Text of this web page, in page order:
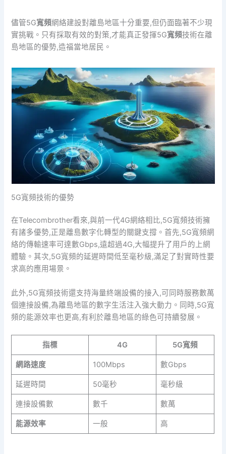
儘管5G寬頻網絡建設對離島地區十分重要,但仍面臨著不少現
實挑戰。只有採取有效的對策,才能真正發揮5G寬頻技術在離
島地區的優勢,造福當地居民。
5G寬頻技術的優勢
在Telecombrother看來,與前一代4G網絡相比,5G寬頻技術擁
有諸多優勢,正是離島數字化轉型的關鍵支撐。首先,5G寬頻網
絡的傳輸速率可達數Gbps,遠超過4G,大幅提升了用戶的上網
體驗。其次,5G寬頻的延遲時間低至毫秒級,滿足了對實時性要
求高的應用場景。
此外,5G寬頻技術還支持海量終端設備的接入,可同時服務數萬
個連接設備,為離島地區的數字生活注入強大動力。同時,5G寬
頻的能源效率也更高,有利於離島地區的綠色可持續發展。
指標 4G 5G寬頻
網路速度 100Mbps 數Gbps
延遲時間 50毫秒 毫秒級
連接設備數 數千 數萬
能源效率 一般 高